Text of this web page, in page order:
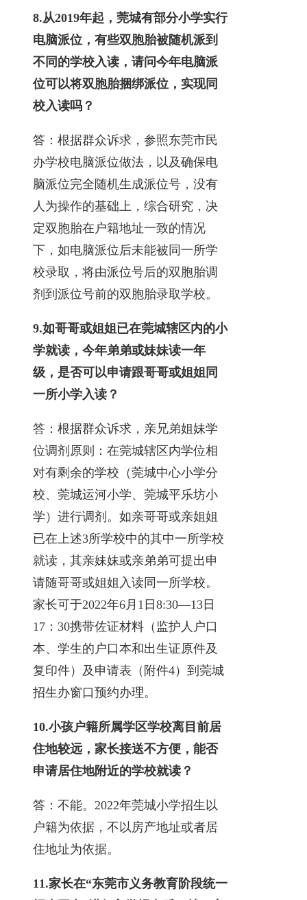
8.从2019年起，莞城有部分小学实行
电脑派位，有些双胞胎被随机派到
不同的学校入读，请问今年电脑派
位可以将双胞胎捆绑派位，实现同
校入读吗？
答：根据群众诉求，参照东莞市民
办学校电脑派位做法，以及确保电
脑派位完全随机生成派位号，没有
人为操作的基础上，综合研究，决
定双胞胎在户籍地址一致的情况
下，如电脑派位后未能被同一所学
校录取，将由派位号后的双胞胎调
剂到派位号前的双胞胎录取学校。
9.如哥哥或姐姐已在莞城辖区内的小
学就读，今年弟弟或妹妹读一年
级，是否可以申请跟哥哥或姐姐同
一所小学入读？
答：根据群众诉求，亲兄弟姐妹学
位调剂原则：在莞城辖区内学位相
对有剩余的学校（莞城中心小学分
校、莞城运河小学、莞城平乐坊小
学）进行调剂。如亲哥哥或亲姐姐
已在上述3所学校中的其中一所学校
就读，其亲妹妹或亲弟弟可提出申
请随哥哥或姐姐入读同一所学校。
家长可于2022年6月1日8:30—13日
17：30携带佐证材料（监护人户口
本、学生的户口本和出生证原件及
复印件）及申请表（附件4）到莞城
招生办窗口预约办理。
10.小孩户籍所属学区学校离目前居
住地较远，家长接送不方便，能否
申请居住地附近的学校就读？
答：不能。2022年莞城小学招生以
户籍为依据，不以房产地址或者居
住地址为依据。
11.家长在“东莞市义务教育阶段统一